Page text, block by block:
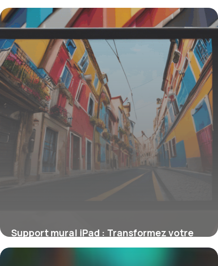
Support mural iPad : Transformez votre
tablette en objet multifonction